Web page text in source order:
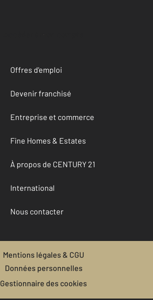
Accéder à mon compte
Offres d'emploi
Devenir franchisé
Entreprise et commerce
Fine Homes & Estates
À propos de CENTURY 21
International
Nous contacter
Mentions légales & CGU
Données personnelles
Gestionnaire des cookies